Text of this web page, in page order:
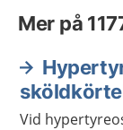
Mer på
Vid hypertyreos ökar ämnesomsättningen. Det